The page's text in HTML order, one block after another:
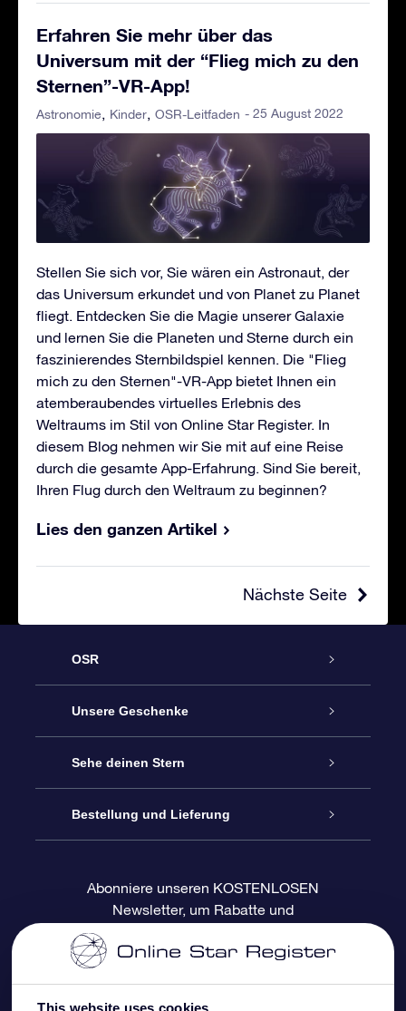
This website uses cookies
Erfahren Sie mehr über das
Universum mit der “Flieg mich zu den
Sternen”-VR-App!
Astronomie Kinder OSR-Leitfaden - 25 August 2022
Stellen Sie sich vor, Sie wären ein Astronaut, der
das Universum erkundet und von Planet zu Planet
fliegt. Entdecken Sie die Magie unserer Galaxie
und lernen Sie die Planeten und Sterne durch ein
faszinierendes Sternbildspiel kennen. Die "Flieg
mich zu den Sternen"-VR-App bietet Ihnen ein
atemberaubendes virtuelles Erlebnis des
Weltraums im Stil von Online Star Register. In
diesem Blog nehmen wir Sie mit auf eine Reise
durch die gesamte App-Erfahrung. Sind Sie bereit,
Ihren Flug durch den Weltraum zu beginnen?
Lies den ganzen Artikel
Nächste Seite
OSR
Service
Kontakt
Blog
Bewertungen
Unsere Geschenke
Sterne schenken
OSR-Geschenkpaket
OSR-Geschenkgutschein
Firmengeschenke
Sehe deinen Stern
Sternregister
Personalisierte Sternseite
One Million Stars
Bestellung und Lieferung
Zahlungsinformationen
Versandinformationen
Abonniere unseren KOSTENLOSEN
Newsletter, um Rabatte und